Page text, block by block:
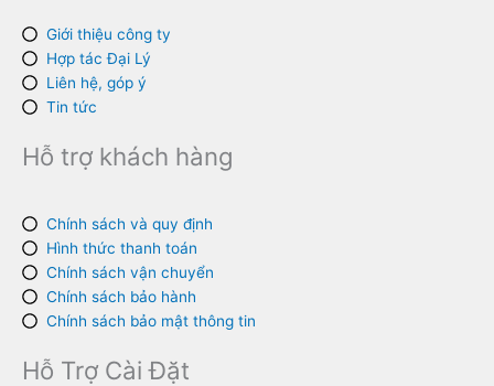
Giới thiệu công ty
Hợp tác Đại Lý
Liên hệ, góp ý
Tin tức
Hỗ trợ khách hàng
Chính sách và quy định
Hình thức thanh toán
Chính sách vận chuyển
Chính sách bảo hành
Chính sách bảo mật thông tin
Hỗ Trợ Cài Đặt